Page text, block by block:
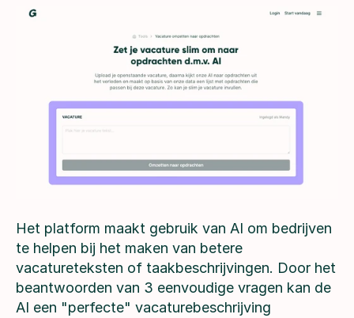
Het platform maakt gebruik van AI om bedrijven
te helpen bij het maken van betere
vacatureteksten of taakbeschrijvingen. Door het
beantwoorden van 3 eenvoudige vragen kan de
AI een "perfecte" vacaturebeschrijving